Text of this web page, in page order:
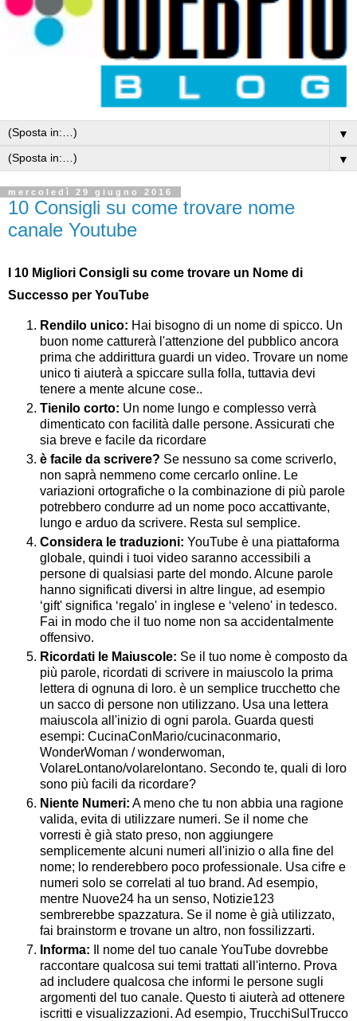
▼
▼
mercoledì 29 giugno 2016
10 Consigli su come trovare nome
canale Youtube
I 10 Migliori Consigli su come trovare un Nome di
Successo per YouTube
Rendilo unico: Hai bisogno di un nome di spicco. Un
buon nome catturerà l'attenzione del pubblico ancora
prima che addirittura guardi un video. Trovare un nome
unico ti aiuterà a spiccare sulla folla, tuttavia devi
tenere a mente alcune cose..
Tienilo corto: Un nome lungo e complesso verrà
dimenticato con facilità dalle persone. Assicurati che
sia breve e facile da ricordare
è facile da scrivere? Se nessuno sa come scriverlo,
non saprà nemmeno come cercarlo online. Le
variazioni ortografiche o la combinazione di più parole
potrebbero condurre ad un nome poco accattivante,
lungo e arduo da scrivere. Resta sul semplice.
Considera le traduzioni: YouTube è una piattaforma
globale, quindi i tuoi video saranno accessibili a
persone di qualsiasi parte del mondo. Alcune parole
hanno significati diversi in altre lingue, ad esempio
‘gift' significa ‘regalo' in inglese e ‘veleno' in tedesco.
Fai in modo che il tuo nome non sa accidentalmente
offensivo.
Ricordati le Maiuscole: Se il tuo nome è composto da
più parole, ricordati di scrivere in maiuscolo la prima
lettera di ognuna di loro. è un semplice trucchetto che
un sacco di persone non utilizzano. Usa una lettera
maiuscola all'inizio di ogni parola. Guarda questi
esempi: CucinaConMario/cucinaconmario,
WonderWoman / wonderwoman,
VolareLontano/volarelontano. Secondo te, quali di loro
sono più facili da ricordare?
Niente Numeri: A meno che tu non abbia una ragione
valida, evita di utilizzare numeri. Se il nome che
vorresti è già stato preso, non aggiungere
semplicemente alcuni numeri all'inizio o alla fine del
nome; lo renderebbero poco professionale. Usa cifre e
numeri solo se correlati al tuo brand. Ad esempio,
mentre Nuove24 ha un senso, Notizie123
sembrerebbe spazzatura. Se il nome è già utilizzato,
fai brainstorm e trovane un altro, non fossilizzarti.
Informa: Il nome del tuo canale YouTube dovrebbe
raccontare qualcosa sui temi trattati all'interno. Prova
ad includere qualcosa che informi le persone sugli
argomenti del tuo canale. Questo ti aiuterà ad ottenere
iscritti e visualizzazioni. Ad esempio, TrucchiSulTrucco